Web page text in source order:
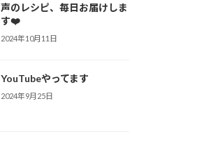
声のレシピ、毎日お届けしま
す❤️
2024年10月11日
YouTubeやってます
2024年9月25日